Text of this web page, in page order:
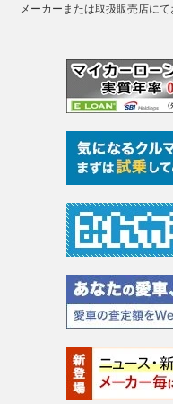
メーカーまたは取扱販売店にて